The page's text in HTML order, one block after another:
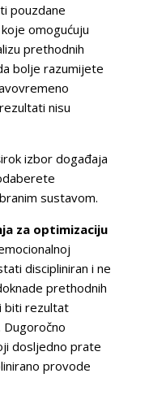
pouzdane
omogućuju
prethodnih
bolje razumijete
nisu
izbor događaja
sustavom.
za optimizaciju
discipliniran i ne
prethodnih
biti rezultat
Dugoročno
dosljedno prate
provode